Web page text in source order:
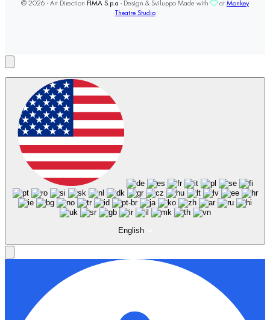
© 2026 - Art Direction FIMA S.p.a - Design & Sviluppo Made with at Monkey
Theatre Studio
English